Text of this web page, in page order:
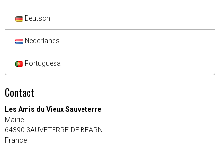
Deutsch
Nederlands
Portuguesa
Contact
Les Amis du Vieux Sauveterre
Mairie
64390 SAUVETERRE-DE BEARN
France